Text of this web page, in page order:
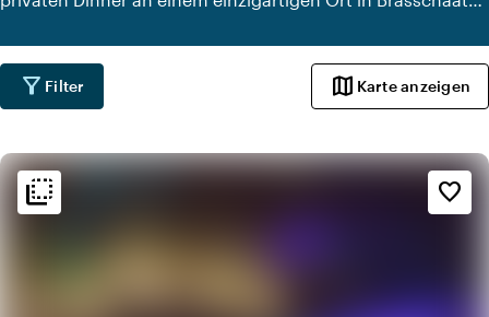
einfach alle Locations in Brasschaat, an denen du in aller
Ruhe dinieren kannst. Schau dir alle privaten Dining-
Locations für ein köstliches privates Dinner an.
filter_alt Filter map Karte anzeigen
flip_to_back favorite_border
flip_to_back Ambiente und Ästhetik
apartment
Modernes Design